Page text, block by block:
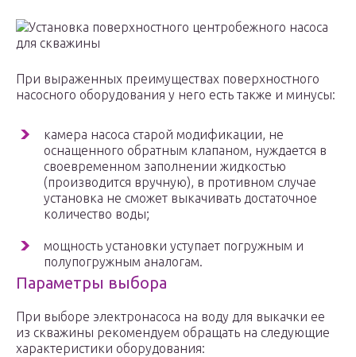
Установка поверхностного центробежного насоса
для скважины
При выраженных преимуществах поверхностного
насосного оборудования у него есть также и минусы:
камера насоса старой модификации, не
оснащенного обратным клапаном, нуждается в
своевременном заполнении жидкостью
(производится вручную), в противном случае
установка не сможет выкачивать достаточное
количество воды;
мощность установки уступает погружным и
полупогружным аналогам.
Параметры выбора
При выборе электронасоса на воду для выкачки ее
из скважины рекомендуем обращать на следующие
характеристики оборудования: